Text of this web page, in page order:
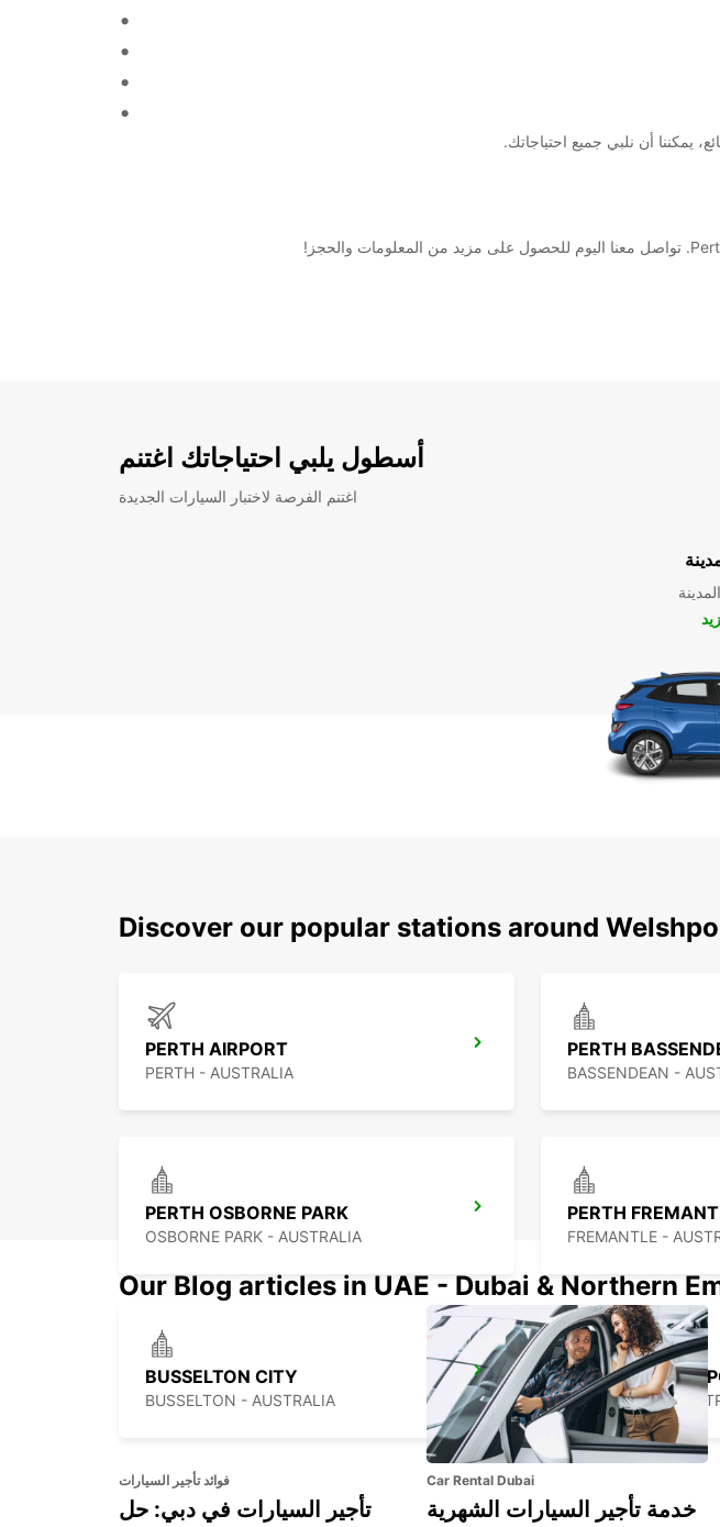
أسطول يلبي احتياجاتك اغتنم
اغتنم الفرصة لاختبار السيارات الجديدة
Discover our popular stations around
PERTH AIRPORT
PERTH - AUSTRALIA
PERTH
BASSENDEAN -
PERTH OSBORNE PARK
OSBORNE PARK - AUSTRALIA FREMANTLE -
BUSSELTON CITY
BUSSELTON - AUSTRALIA
BUSSELTON
BUSSELTON -
Our Blog articles in UAE - Dubai & Northern
فوائد تأجير السيارات
تأجير السيارات في دبي: حل
Car Rental Dubai
خدمة تأجير السيارات الشهرية